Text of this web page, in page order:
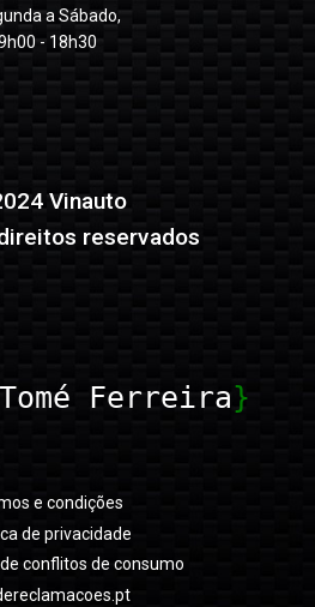
a Sábado,
- 18h30
Vinauto
reservados
Tomé Ferreira}
e condições
de privacidade
conflitos de consumo